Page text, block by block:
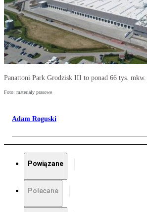
Panattoni Park Grodzisk III to ponad 66 tys.
Foto: materiały prasowe
Adam Roguski
Powiązane
Polecane